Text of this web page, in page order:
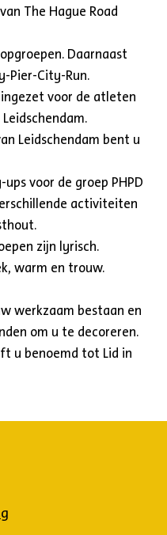
The Hague Road
Daarnaast
Pier-City-Run.
voor de atleten
Leidschendam bent u
voor de groep PHPD
activiteiten
zijn lyrisch.
warm en trouw.
werkzaam bestaan en
om u te decoreren.
u benoemd tot Lid in